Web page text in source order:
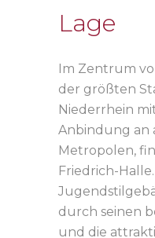
Lage
Im Zentrum
der größten
Niederrhein
Anbindung an
Metropolen,
Friedrich-
durch seinen
und die